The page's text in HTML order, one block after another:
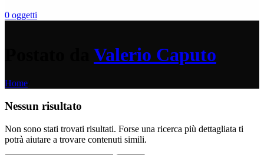
0 oggetti
Valerio Caputo
Home
Nessun risultato
Non sono stati trovati risultati. Forse una ricerca più dettagliata ti
potrà aiutare a trovare contenuti simili.